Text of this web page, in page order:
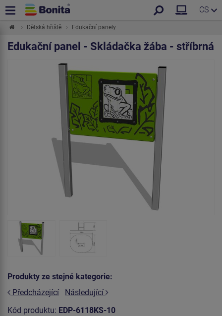
CS
Dětská hřiště Edukační panely
Edukační panel - Skládačka žába - stříbrná
Produkty ze stejné kategorie:
Předcházející
Následující
Kód produktu: EDP-6118KS-10